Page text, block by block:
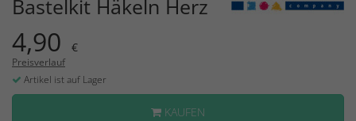
Bastelkit Häkeln Herz
4,90 €
Preisverlauf
Artikel ist auf Lager
KAUFEN